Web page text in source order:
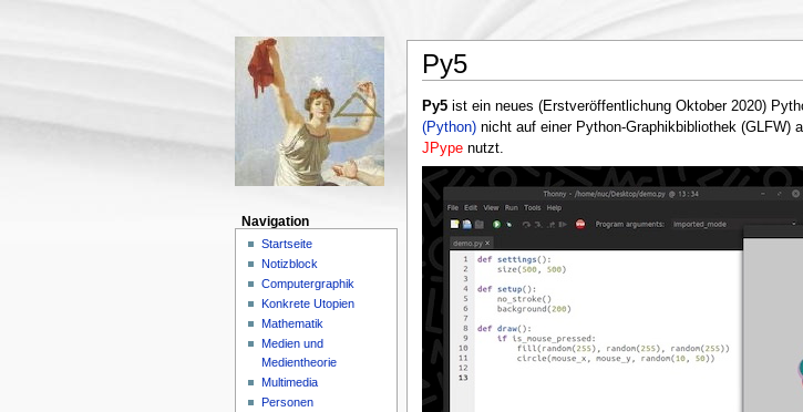
Py5
Py5ist ein neues (Erstveröffentlichung Oktober 2020)
(Python)nicht auf einer Python-Graphikbibliothek (GLFW)
JPypenutzt.
Navigation
Startseite
Notizblock
Computergraphik
Konkrete Utopien
Mathematik
Medien und
Medientheorie
Multimedia
Personen